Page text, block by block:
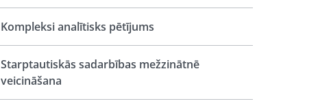
Kompleksi analītisks pētījums
Starptautiskās sadarbības mežzinātnē
veicināšana